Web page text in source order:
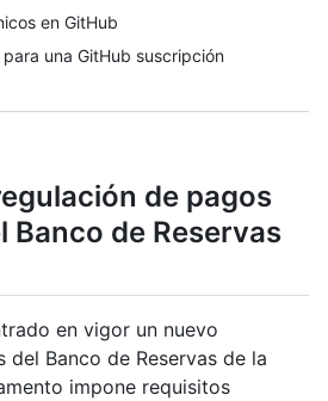
en GitHub
una GitHub suscripción
de pagos
Banco de Reservas
en vigor un nuevo
del Banco de Reservas de la
impone requisitos